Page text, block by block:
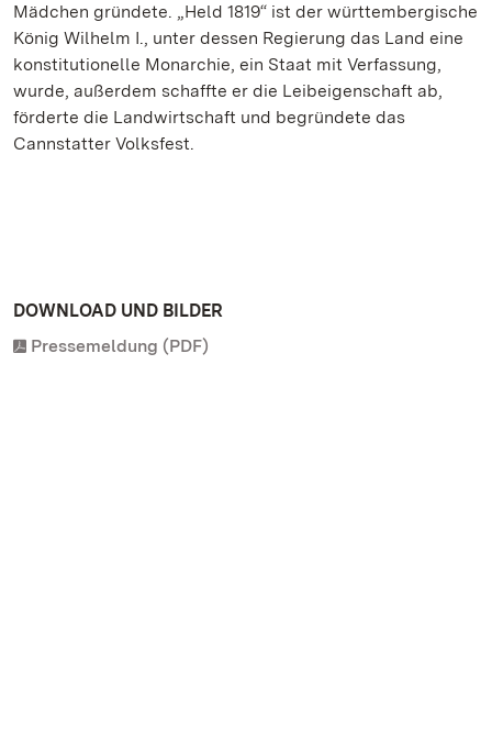
Mädchen gründete. „Held 1819“ ist der württembergische
König Wilhelm I., unter dessen Regierung das Land eine
konstitutionelle Monarchie, ein Staat mit Verfassung,
wurde, außerdem schaffte er die Leibeigenschaft ab,
förderte die Landwirtschaft und begründete das
Cannstatter Volksfest.
DOWNLOAD UND BILDER
Pressemeldung (PDF)